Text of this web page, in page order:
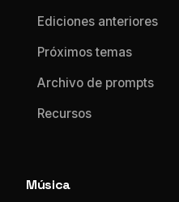
Ediciones anteriores
Próximos temas
Archivo de prompts
Recursos
Música